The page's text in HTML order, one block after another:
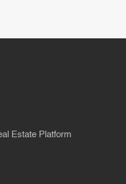
Estate Platform